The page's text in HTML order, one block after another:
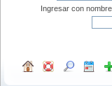
Ingresar con